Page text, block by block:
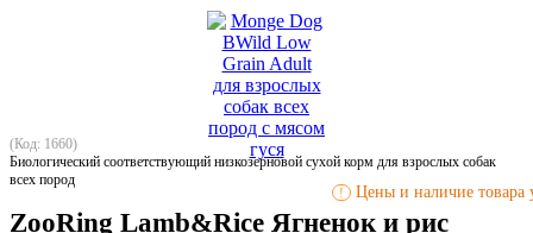
(Код: 1660)
Биологический соответствующий низкозерновой сухой корм для взрослых собак
всех пород
! Цены и наличие товара
ZooRing Lamb&Rice Ягненок и рис